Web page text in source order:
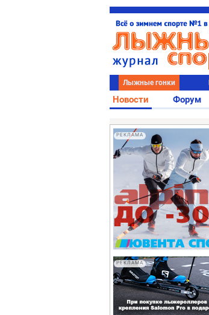
Лыжные гонки
Новости Форум
РЕКЛАМА
РЕКЛАМА